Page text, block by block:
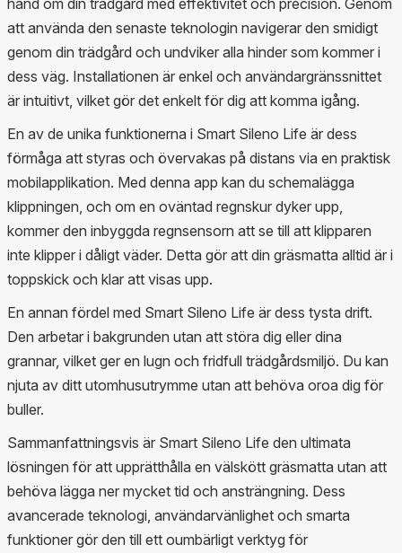
att använda den senaste teknologin navigerar den smidigt
genom din trädgård och undviker alla hinder som kommer i
dess väg. Installationen är enkel och användargränssnittet
är intuitivt, vilket gör det enkelt för dig att komma igång.
En av de unika funktionerna i Smart Sileno Life är dess
förmåga att styras och övervakas på distans via en praktisk
mobilapplikation. Med denna app kan du schemalägga
klippningen, och om en oväntad regnskur dyker upp,
kommer den inbyggda regnsensorn att se till att klipparen
inte klipper i dåligt väder. Detta gör att din gräsmatta alltid är i
toppskick och klar att visas upp.
En annan fördel med Smart Sileno Life är dess tysta drift.
Den arbetar i bakgrunden utan att störa dig eller dina
grannar, vilket ger en lugn och fridfull trädgårdsmiljö. Du kan
njuta av ditt utomhusutrymme utan att behöva oroa dig för
buller.
Sammanfattningsvis är Smart Sileno Life den ultimata
lösningen för att upprätthålla en välskött gräsmatta utan att
behöva lägga ner mycket tid och ansträngning. Dess
avancerade teknologi, användarvänlighet och smarta
funktioner gör den till ett oumbärligt verktyg för